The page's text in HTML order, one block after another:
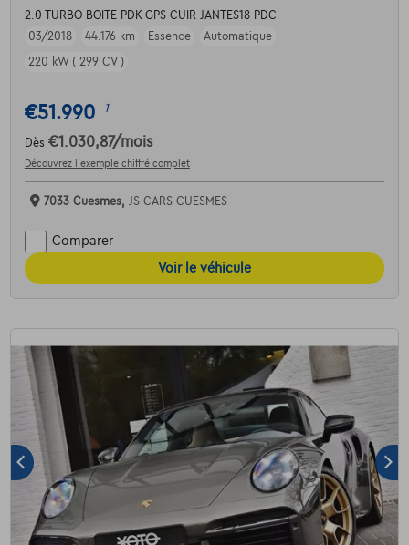
2.0 TURBO BOITE PDK-GPS-CUIR-JANTES18-PDC
03/2018
44.176 km Essence
Automatique
220 kW ( 299 CV )
€51.990 1
Dès €1.030,87/mois
Découvrez l’exemple chiffré complet
7033 Cuesmes, JS CARS CUESMES
Comparer
Voir le véhicule